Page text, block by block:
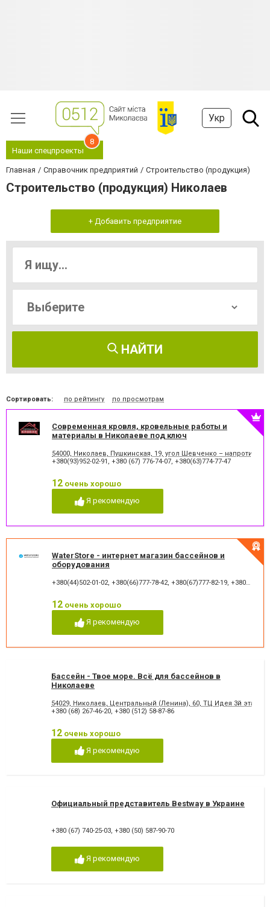
Укр
Наши спецпроекты
8
Главная Справочник предприятий Строительство (продукция)
Строительство (продукция) Николаев
+ Добавить предприятие
НАЙТИ
Сортировать: по рейтингу по просмотрам
Современная кровля, кровельные работы и
материалы в Николаеве под ключ
54000, Николаев, Пушкинская, 19, угол Шевченко – напротив
+380(93)952-02-91 , +380 (67) 776-74-07, +380(63)774-77-47
12 очень хорошо
Я рекомендую
WaterStore - интернет магазин бассейнов и
оборудования
+380(44)502-01-02, +380(66)777-78-42, +380(67)777-82-19, +380(67)890-80-80
12 очень хорошо
Я рекомендую
Бассейн - Твое море. Всё для бассейнов в
Николаеве
54029, Николаев, Центральный (Ленина), 60, ТЦ Идея 3й этаж
+380 (68) 267-46-20, +380 (512) 58-87-86
12 очень хорошо
Я рекомендую
Официальный представитель Bestway в Украине
+380 (67) 740-25-03, +380 (50) 587-90-70
Я рекомендую